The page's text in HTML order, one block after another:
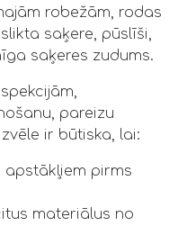
robežām, rodas
saķere, pūslīši,
saķeres zudums.
pareizu
ir būtiska, lai:
pirms
materiālus no